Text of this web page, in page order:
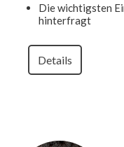
Die wichtigsten
hinterfragt
Details